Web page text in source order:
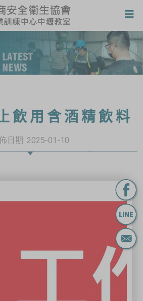
飲用含酒精飲料
日期: 2025-01-10